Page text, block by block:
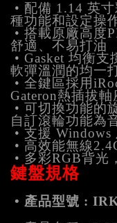
• 配備 1.14 英
種功能和設定操
• 搭載原廠高度
舒適、不易打油
• Gasket 均衡
軟彈溫潤的均一
• 全鍵區採用
Gateron熱插拔
• 可切換功能的
自訂滾輪功能為
• 支援 Windows
• 高效能無線
• 多彩RGB背光
鍵盤規格
• 產品型號 :